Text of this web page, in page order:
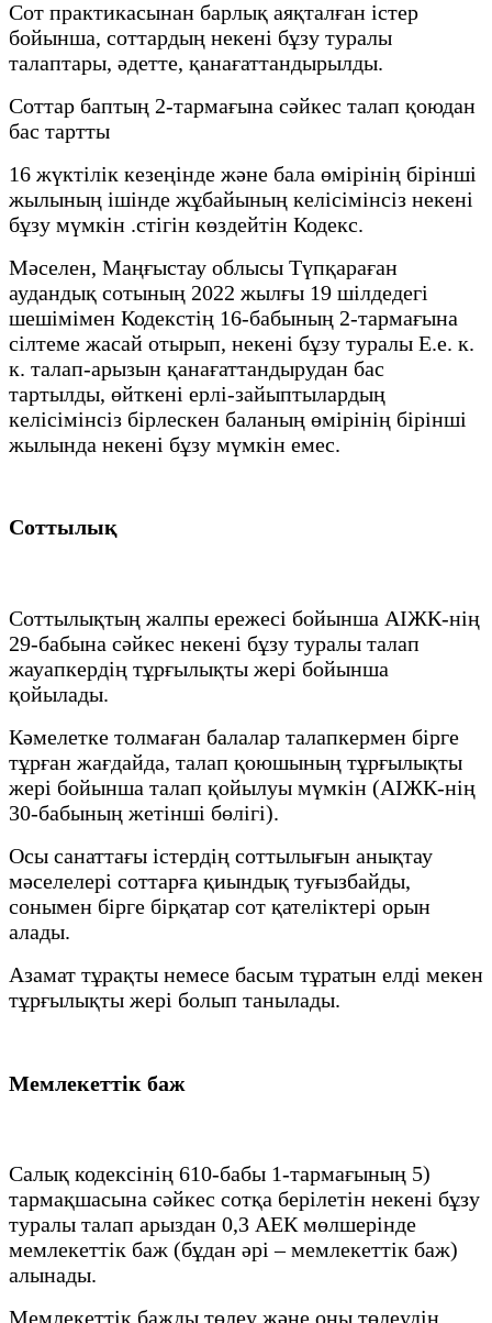
Сот практикасынан барлық аяқталған істер
бойынша, соттардың некені бұзу туралы
талаптары, әдетте, қанағаттандырылды.
Соттар баптың 2-тармағына сәйкес талап қоюдан
бас тартты
16 жүктілік кезеңінде және бала өмірінің бірінші
жылының ішінде жұбайының келісімінсіз некені
бұзу мүмкін .стігін көздейтін Кодекс.
Мәселен, Маңғыстау облысы Түпқараған
аудандық сотының 2022 жылғы 19 шілдедегі
шешімімен Кодекстің 16-бабының 2-тармағына
сілтеме жасай отырып, некені бұзу туралы Е.е. к.
к. талап-арызын қанағаттандырудан бас
тартылды, өйткені ерлі-зайыптылардың
келісімінсіз бірлескен баланың өмірінің бірінші
жылында некені бұзу мүмкін емес.
Соттылық
Соттылықтың жалпы ережесі бойынша АІЖК-нің
29-бабына сәйкес некені бұзу туралы талап
жауапкердің тұрғылықты жері бойынша
қойылады.
Кәмелетке толмаған балалар талапкермен бірге
тұрған жағдайда, талап қоюшының тұрғылықты
жері бойынша талап қойылуы мүмкін (АІЖК-нің
30-бабының жетінші бөлігі).
Осы санаттағы істердің соттылығын анықтау
мәселелері соттарға қиындық туғызбайды,
сонымен бірге бірқатар сот қателіктері орын
алады.
Азамат тұрақты немесе басым тұратын елді мекен
тұрғылықты жері болып танылады.
Мемлекеттік баж
Салық кодексінің 610-бабы 1-тармағының 5)
тармақшасына сәйкес сотқа берілетін некені бұзу
туралы талап арыздан 0,3 АЕК мөлшерінде
мемлекеттік баж (бұдан әрі – мемлекеттік баж)
алынады.
Мемлекеттік бажды төлеу және оны төлеудің